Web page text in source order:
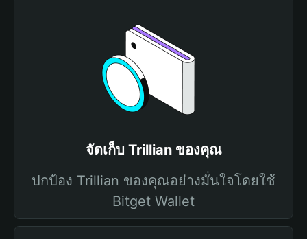
จัดเก็บ Trillian ของคุณ
ปกป้อง Trillian ของคุณอย่างมั่นใจโดยใช้
Bitget Wallet